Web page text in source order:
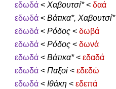
εδωδά < Χαβουτσί*< δαά
εδωδά < Βάτικα*, Χαβουτσί*
εδωδά < Ρόδος < δωβά
εδωδά < Ρόδος < δωνά
εδωδά < Βάτικα*< εδαδά
εδωδά < Παξοί < εδεδώ
εδωδά < Ιθάκη < εδεπά